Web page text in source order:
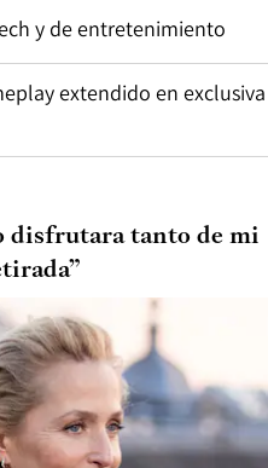
y de entretenimiento
extendido en exclusiva
disfrutara tanto de mi